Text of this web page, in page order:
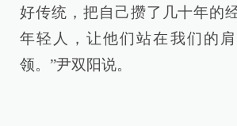
好传统，把自己攒了几十年的
年轻人，让他们站在我们的
领。”尹双阳说。